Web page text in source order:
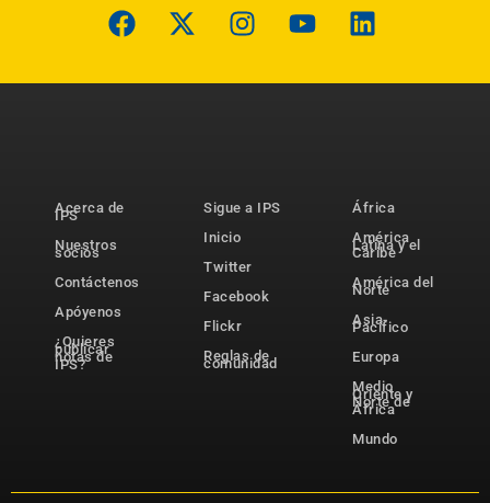
Acerca de
IPS
Nuestros
socios
Contáctenos
Apóyenos
¿Quieres
publicar
notas de
IPS?
Sigue a IPS
Inicio
Twitter
Facebook
Flickr
Reglas de
comunidad
África
América
Latina y el
Caribe
América del
Norte
Asia-
Pacífico
Europa
Medio
Oriente y
Norte de
África
Mundo